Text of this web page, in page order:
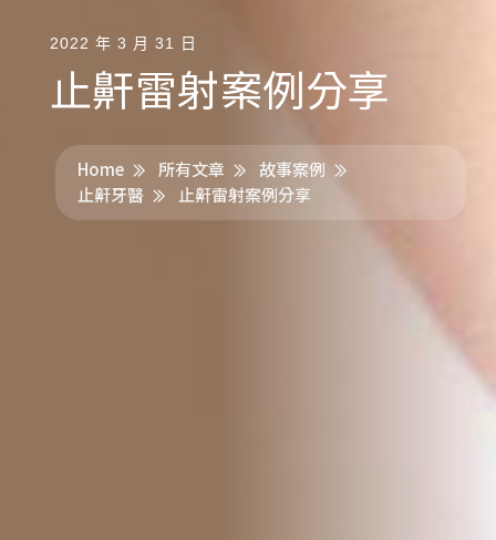
2022 年 3 月 31 日
止鼾雷射案例分享
Home 所有文章
故事案例
止鼾牙醫
止鼾雷射案例分享